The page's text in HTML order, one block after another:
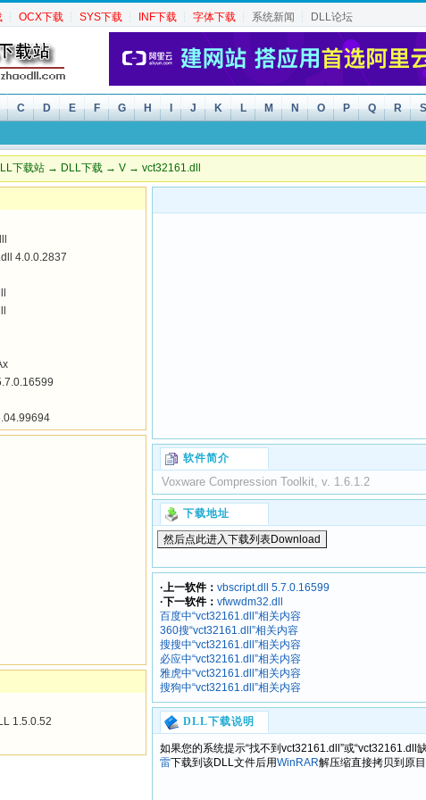
┆ OCX下载┆ SYS下载┆ INF下载┆ 字体下载┆ 系统新闻 ┆ DLL论坛
C D E F G H I J K L M N O P Q R S
下载站→ DLL下载→ V→ vct32161.dll
软件简介
Voxware Compression Toolkit, v. 1.6.1.2
下载地址
·上一软件： vbscript.dll 5.7.0.16599
·下一软件： vfwwdm32.dll
百度中“vct32161.dll”相关内容
360搜“vct32161.dll”相关内容
搜搜中“vct32161.dll”相关内容
必应中“vct32161.dll”相关内容
雅虎中“vct32161.dll”相关内容
搜狗中“vct32161.dll”相关内容
DLL下载说明
如果您的系统提示“找不到vct32161.dll”或“vct32161.dll
雷下载到该DLL文件后用WinRAR解压缩直接拷贝到原
4.0.0.2837
1.5.0.52